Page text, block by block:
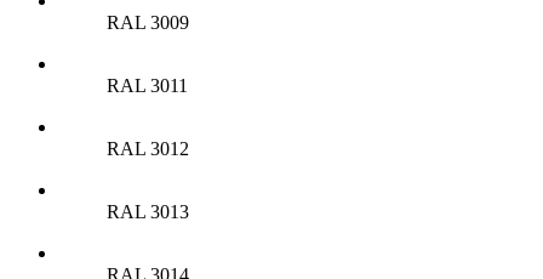
RAL 3009
RAL 3011
RAL 3012
RAL 3013
RAL 3014